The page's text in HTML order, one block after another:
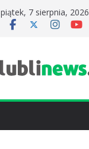
piątek, 7 sierpnia, 2026